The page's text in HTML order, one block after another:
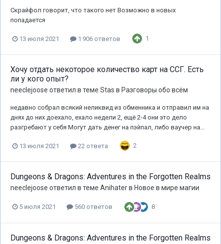
Скрайфол говорит, что такого нет Возможно в новых
попадается
13 июля 2021 1 906 ответов 1
Хочу отдать некоторое количество карт на ССГ. Есть
ли у кого опыт?
neeclejoose ответил в теме Stas в Разговоры обо всём
недавно собрал всякий неликвид из обменника и отправил им на
днях до них доехало, ехало недели 2, ещё 2-4 они это дело
разгребают у себя Могут дать денег на пэйпал, либо ваучер на...
13 июля 2021 22 ответа 2
Dungeons & Dragons: Adventures in the Forgotten Realms
neeclejoose ответил в теме Anihaterв Новое в мире магии
5 июля 2021 560 ответов 8
Dungeons & Dragons: Adventures in the Forgotten Realms